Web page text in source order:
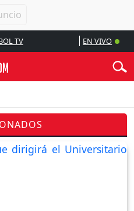
TV EN VIVO